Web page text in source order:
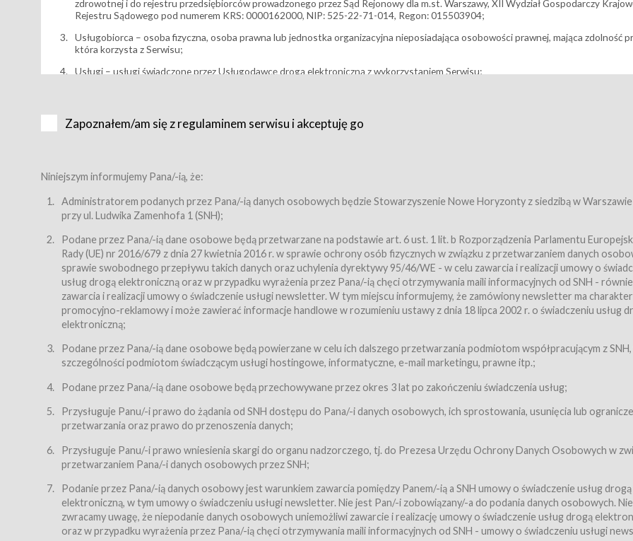
zdrowotnej i do rejestru przedsiębiorców prowadzonego przez Sąd Rejonowy dla m.st. Warszawy, XII Wydział Gospodarczy
Rejestru Sądowego pod numerem KRS: 0000162000, NIP: 525-22-71-014, Regon: 015503904;
Usługobiorca – osoba fizyczna, osoba prawna lub jednostka organizacyjna nieposiadająca osobowości prawnej, mająca zdolność
która korzysta z Serwisu;
Usługi – usługi świadczone przez Usługodawcę drogą elektroniczną z wykorzystaniem Serwisu;
Karnety – wybrane dokumenty potwierdzające zawarcie umowy z Usługodawcą i uprawniające do wzięcia udziału w Wydarzeniu,
Bilety – wybrane dokumenty potwierdzające zawarcie umowy z Usługodawcą i uprawniające do wzięcia udziału w Wydarzeniu,
przewidziane przez Usługodawcę dla danego Wydarzenia, tj. uprawniające do uczestnictwa w wielu albo w pojedynczych seansach
filmowych, wydarzeniach specjalnych i koncertach;
Sklep – sklep internetowy prowadzony przez Usługodawcę w Serwisie;
Regulamin – niniejszy regulamin.
§ 2
Postanowienia ogólne
Regulamin określa zasady:
świadczenia Usługobiorcom Usług przez Usługodawcę, z zastrzeżeniem usług, o których mowa w ust. 2 pkt. 4 i 5 poniżej,
zasady świadczenia precyzują odrębne regulaminy,
przetwarzania przez Usługodawcę danych osobowych Usługobiorców będących osobami fizycznymi.
Usługodawca świadczy w szczególności następujące Usługi:Usługodawca świadczy Usługi drogą elektroniczną w rozumieniu
dnia 18 lipca 2002 r. o świadczeniu usług drogą elektroniczną (Dz.U. z 2002 r., Nr 144, poz. 1204, z późń. zm.). Usługi świadczone są
nieodpłatnie.
usługę przeglądania i odczytywania przez Usługobiorców materiałów zamieszczanych w Serwisie,
usługę newsletter,
usługę zawierania na odległość umów nabycia Karnetów i Biletów,
usługę zawierania na odległość umów sprzedaży w Sklepie.
Usługodawca świadczy Usługi drogą elektroniczną w rozumieniu ustawy z dnia 18 lipca 2002 r. o świadczeniu usług drogą
(Dz.U. z 2002 r., Nr 144, poz. 1204, z późń. zm.). Usługi świadczone są nieodpłatnie.
Zapoznałem/am się z regulaminem serwisu i akceptuję go
Niniejszym informujemy Pana/-ią, że:
Administratorem podanych przez Pana/-ią danych osobowych będzie Stowarzyszenie Nowe Horyzonty z siedzibą w
przy ul. Ludwika Zamenhofa 1 (SNH);
Podane przez Pana/-ią dane osobowe będą przetwarzane na podstawie art. 6 ust. 1 lit. b Rozporządzenia Parlamentu
Rady (UE) nr 2016/679 z dnia 27 kwietnia 2016 r. w sprawie ochrony osób fizycznych w związku z przetwarzaniem danych
sprawie swobodnego przepływu takich danych oraz uchylenia dyrektywy 95/46/WE - w celu zawarcia i realizacji umowy o
usług drogą elektroniczną oraz w przypadku wyrażenia przez Pana/-ią chęci otrzymywania maili informacyjnych od SNH -
zawarcia i realizacji umowy o świadczenie usługi newsletter. W tym miejscu informujemy, że zamówiony newsletter ma charakter
promocyjno-reklamowy i może zawierać informacje handlowe w rozumieniu ustawy z dnia 18 lipca 2002 r. o świadczeniu usług
elektroniczną;
Podane przez Pana/-ią dane osobowe będą powierzane w celu ich dalszego przetwarzania podmiotom współpracującym z
szczególności podmiotom świadczącym usługi hostingowe, informatyczne, e-mail marketingu, prawne itp.;
Podane przez Pana/-ią dane osobowe będą przechowywane przez okres 3 lat po zakończeniu świadczenia usług;
Przysługuje Panu/-i prawo do żądania od SNH dostępu do Pana/-i danych osobowych, ich sprostowania, usunięcia lub
przetwarzania oraz prawo do przenoszenia danych;
Przysługuje Panu/-i prawo wniesienia skargi do organu nadzorczego, tj. do Prezesa Urzędu Ochrony Danych Osobowych w
przetwarzaniem Pana/-i danych osobowych przez SNH;
Podanie przez Pana/-ią danych osobowy jest warunkiem zawarcia pomiędzy Panem/-ią a SNH umowy o świadczenie usług drogą
elektroniczną, w tym umowy o świadczeniu usługi newsletter. Nie jest Pan/-i zobowiązany/-a do podania danych osobowych.
zwracamy uwagę, że niepodanie danych osobowych uniemożliwi zawarcie i realizację umowy o świadczenie usług drogą
oraz w przypadku wyrażenia przez Pana/-ią chęci otrzymywania maili informacyjnych od SNH - umowy o świadczeniu usługi